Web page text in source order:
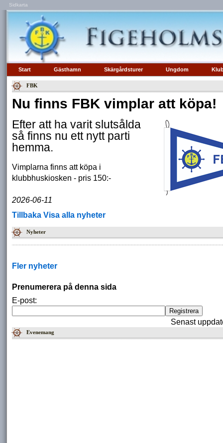
Sidkarta
Start Gästhamn Skärgårdsturer Ungdom
FBK
Nu finns FBK vimplar att köpa!
Efter att ha varit slutsålda
så finns nu ett nytt parti
hemma.
Vimplarna finns att köpa i
klubbhuskiosken - pris 150:-
2026-06-11
Tillbaka Visa alla nyheter
Nyheter
Fler nyheter
Prenumerera på denna sida
E-post:
Senast
Evenemang